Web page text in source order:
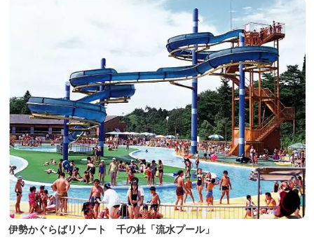
伊勢かぐらばリゾート 千の杜「流水プール」